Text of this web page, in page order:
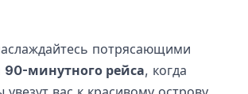
Грецию, находясь в
пляжей и местной кухни
поездок и ночёвок
потрясающими
90-минутного рейса, когда